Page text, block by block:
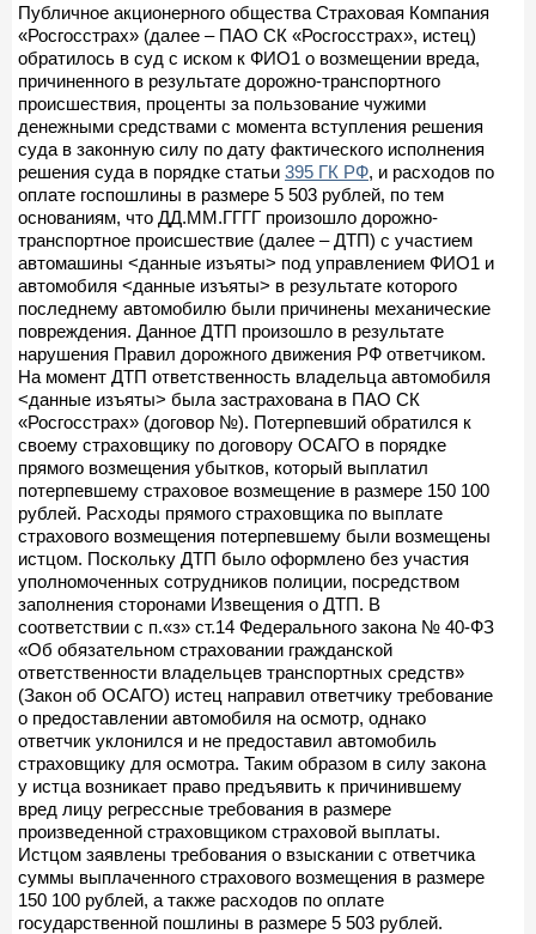
Публичное акционерного общества Страховая Компания
«Росгосстрах» (далее – ПАО СК «Росгосстрах», истец)
обратилось в суд с иском к ФИО1 о возмещении вреда,
причиненного в результате дорожно-транспортного
происшествия, проценты за пользование чужими
денежными средствами с момента вступления решения
суда в законную силу по дату фактического исполнения
решения суда в порядке статьи 395 ГК РФ, и расходов по
оплате госпошлины в размере 5 503 рублей, по тем
основаниям, что ДД.ММ.ГГГГ произошло дорожно-
транспортное происшествие (далее – ДТП) с участием
автомашины <данные изъяты> под управлением ФИО1 и
автомобиля <данные изъяты> в результате которого
последнему автомобилю были причинены механические
повреждения. Данное ДТП произошло в результате
нарушения Правил дорожного движения РФ ответчиком.
На момент ДТП ответственность владельца автомобиля
<данные изъяты> была застрахована в ПАО СК
«Росгосстрах» (договор №). Потерпевший обратился к
своему страховщику по договору ОСАГО в порядке
прямого возмещения убытков, который выплатил
потерпевшему страховое возмещение в размере 150 100
рублей. Расходы прямого страховщика по выплате
страхового возмещения потерпевшему были возмещены
истцом. Поскольку ДТП было оформлено без участия
уполномоченных сотрудников полиции, посредством
заполнения сторонами Извещения о ДТП. В
соответствии с п.«з» ст.14 Федерального закона № 40-ФЗ
«Об обязательном страховании гражданской
ответственности владельцев транспортных средств»
(Закон об ОСАГО) истец направил ответчику требование
о предоставлении автомобиля на осмотр, однако
ответчик уклонился и не предоставил автомобиль
страховщику для осмотра. Таким образом в силу закона
у истца возникает право предъявить к причинившему
вред лицу регрессные требования в размере
произведенной страховщиком страховой выплаты.
Истцом заявлены требования о взыскании с ответчика
суммы выплаченного страхового возмещения в размере
150 100 рублей, а также расходов по оплате
государственной пошлины в размере 5 503 рублей.